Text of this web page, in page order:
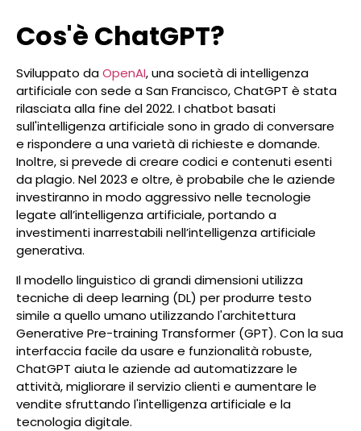
Cos'è ChatGPT?
Sviluppato daOpenAI, una società di intelligenza
artificiale con sede a San Francisco, ChatGPT è stata
rilasciata alla fine del 2022. I chatbot basati
sull'intelligenza artificiale sono in grado di conversare
e rispondere a una varietà di richieste e domande.
Inoltre, si prevede di creare codici e contenuti esenti
da plagio. Nel 2023 e oltre, è probabile che le aziende
investiranno in modo aggressivo nelle tecnologie
legate all’intelligenza artificiale, portando a
investimenti inarrestabili nell’intelligenza artificiale
generativa.
Il modello linguistico di grandi dimensioni utilizza
tecniche di deep learning (DL) per produrre testo
simile a quello umano utilizzando l'architettura
Generative Pre-training Transformer (GPT). Con la sua
interfaccia facile da usare e funzionalità robuste,
ChatGPT aiuta le aziende ad automatizzare le
attività, migliorare il servizio clienti e aumentare le
vendite sfruttando l'intelligenza artificiale e la
tecnologia digitale.